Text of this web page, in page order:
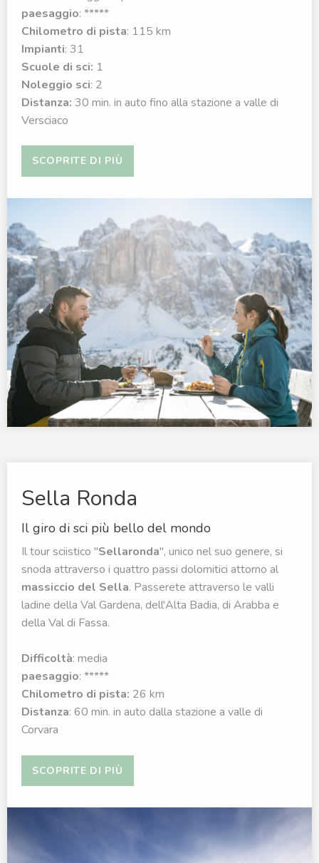
paesaggio: *****
Chilometro di pista: 115 km
Impianti: 31
Scuole di sci: 1
Noleggio sci: 2
Distanza: 30 min. in auto fino alla stazione a valle di
Versciaco
SCOPRITE DI PIÙ
Sella Ronda
Il giro di sci più bello del mondo
Il tour sciistico "Sellaronda", unico nel suo genere, si
snoda attraverso i quattro passi dolomitici attorno al
massiccio del Sella. Passerete attraverso le valli
ladine della Val Gardena, dell'Alta Badia, di Arabba e
della Val di Fassa.
Difficoltà: media
paesaggio: *****
Chilometro di pista: 26 km
Distanza: 60 min. in auto dalla stazione a valle di
Corvara
SCOPRITE DI PIÙ